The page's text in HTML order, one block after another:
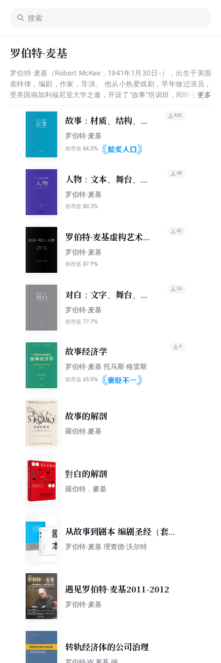
罗伯特·麦基
罗伯特·麦基（Robert McKee，1941年1月30日-），出生于美国
底特律，编剧，作家，导演。 他从小热爱戏剧，早年做过演员，
受美国南加利福尼亚大学之邀，开设了“故事”培训班，同时在好莱
作机构，代表作有《故事》等。
故事：材质、结构、风
格和银幕剧作的原理
罗伯特·麦基
推荐值 84.5%
430
人物：文本、舞台、银
幕角色与卡司设计的艺
术
罗伯特·麦基
推荐值 80.3%
48
罗伯特·麦基虚构艺术三
部曲
罗伯特·麦基
推荐值 87.9%
45
对白：文字、舞台、银
幕的言语行为艺术
罗伯特·麦基
推荐值 77.7%
26
故事经济学
罗伯特·麦基 托马斯·格雷斯
推荐值 65.5%
4
故事的解剖
羅伯特.麥基
對白的解剖
羅伯特．麥基
从故事到剧本 编剧圣经（套装
共2册）
罗伯特·麦基 理查德·沃尔特
遇见罗伯特·麦基2011-2012
罗伯特·麦基
转轨经济体的公司治理